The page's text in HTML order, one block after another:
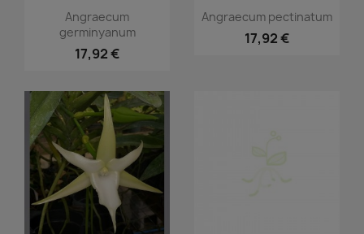
Vorschau
Angraecum
germinyanum
17,92 €
Vorschau
Angraecum pectinatum
17,92 €